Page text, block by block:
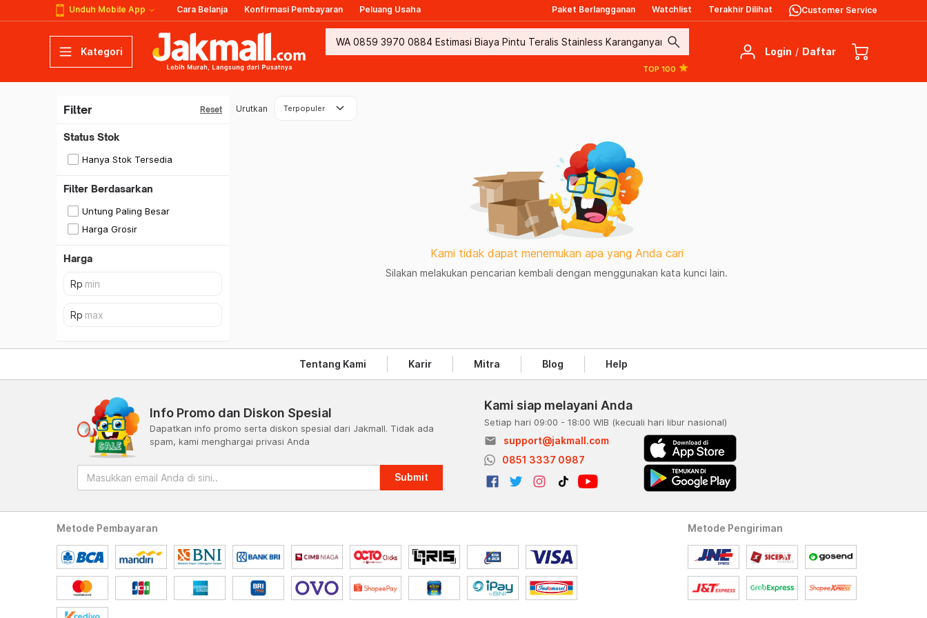
Unduh Mobile App Cara Belanja Konfirmasi Pembayaran Peluang Usaha Paket Berlangganan Watchlist Terakhir Dilihat Customer Service
Kategori search
TOP 100
Login / Daftar
Filter Reset
Status Stok
Hanya Stok Tersedia
Filter Berdasarkan
Untung Paling Besar
Harga Grosir
Harga
Urutkan Terpopuler keyboard_arrow_down
Kami tidak dapat menemukan apa yang Anda cari
Silakan melakukan pencarian kembali dengan menggunakan kata kunci lain.
Tentang Kami Karir Mitra Blog Help
Info Promo dan Diskon Spesial
Dapatkan info promo serta diskon spesial dari Jakmall. Tidak ada
spam, kami menghargai privasi Anda
Submit
Kami siap melayani Anda
Setiap hari 09:00 - 18:00 WIB (kecuali hari libur nasional)
email
support@jakmall.com
0851 3337 0987
Metode Pembayaran Metode Pengiriman